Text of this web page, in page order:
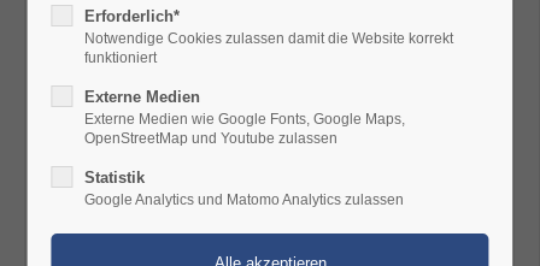
Ende zu.
Für die Lizenzverlängerung ist folgendes zu beachten:
Alle Verlängerungen sind zu beantragen, (es geht nicht
Alle Nachweise von LE sowie der Antrag auf
Lizenzverlängerung s.u.
bitte in digitaler Form an folgende Adresse schicken:
mo.gewehr@trp-tanzen.org
Bitte beachten:
Anhang 8) sind für den
Erforderlich*
Notwendige Cookies zulassen damit die Website korrekt
funktioniert
Externe Medien
Externe Medien wie Google Fonts, Google Maps,
OpenStreetMap und Youtube zulassen
Statistik
Google Analytics und Matomo Analytics zulassen